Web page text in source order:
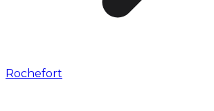
Rochefort